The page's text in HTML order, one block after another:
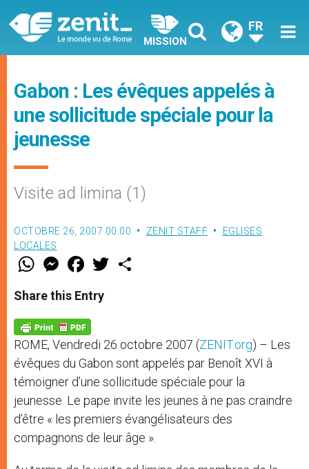
MISSION
FR
Gabon : Les évêques appelés à
une sollicitude spéciale pour la
jeunesse
Visite ad limina (1)
OCTOBRE 26, 2007 00:00 ZENIT STAFF
EGLISES
LOCALES
W
t
s
p
p
M
e
s
e
g
e
r
F
a
e
b
o
k
w
Share this Entry
ROME, Vendredi 26 octobre 2007 (ZENIT.org) – Les
évêques du Gabon sont appelés par Benoît XVI à
témoigner d’une sollicitude spéciale pour la
jeunesse. Le pape invite les jeunes à ne pas craindre
d’être « les premiers évangélisateurs des
compagnons de leur âge ».